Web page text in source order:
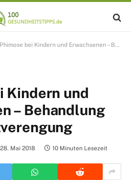
Phimose bei Kindern und Erwachsenen – Behandlung der Vorhautverengung
Kindern und
– Behandlung
28. Mai 2018 10 Minuten Lesezeit